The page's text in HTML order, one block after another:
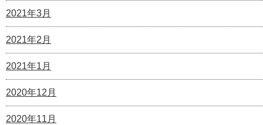
2021年3月
2021年2月
2021年1月
2020年12月
2020年11月